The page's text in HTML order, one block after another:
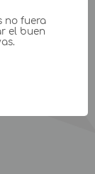
no fuera
el buen